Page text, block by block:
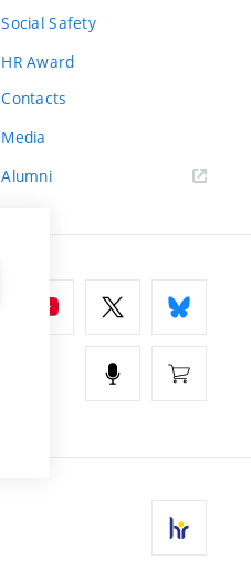
Social Safety
HR Award
Contacts
Media
Alumni